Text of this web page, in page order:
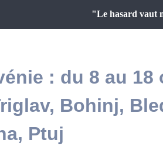
"Le hasard vaut
: du 8 au 18
Bohinj,
Ptuj